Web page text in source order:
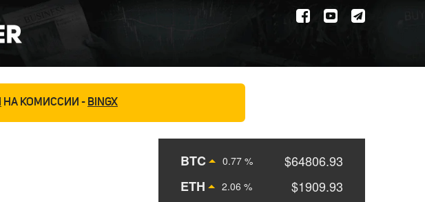
НА КОМИССИИ - BINGX
BTC 0.77 %
$64806.93
ETH
2.06 % $1909.93